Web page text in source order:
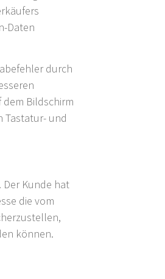
Daten
durch
Bildschirm
Tastatur- und
Kunde hat
die vom
können.